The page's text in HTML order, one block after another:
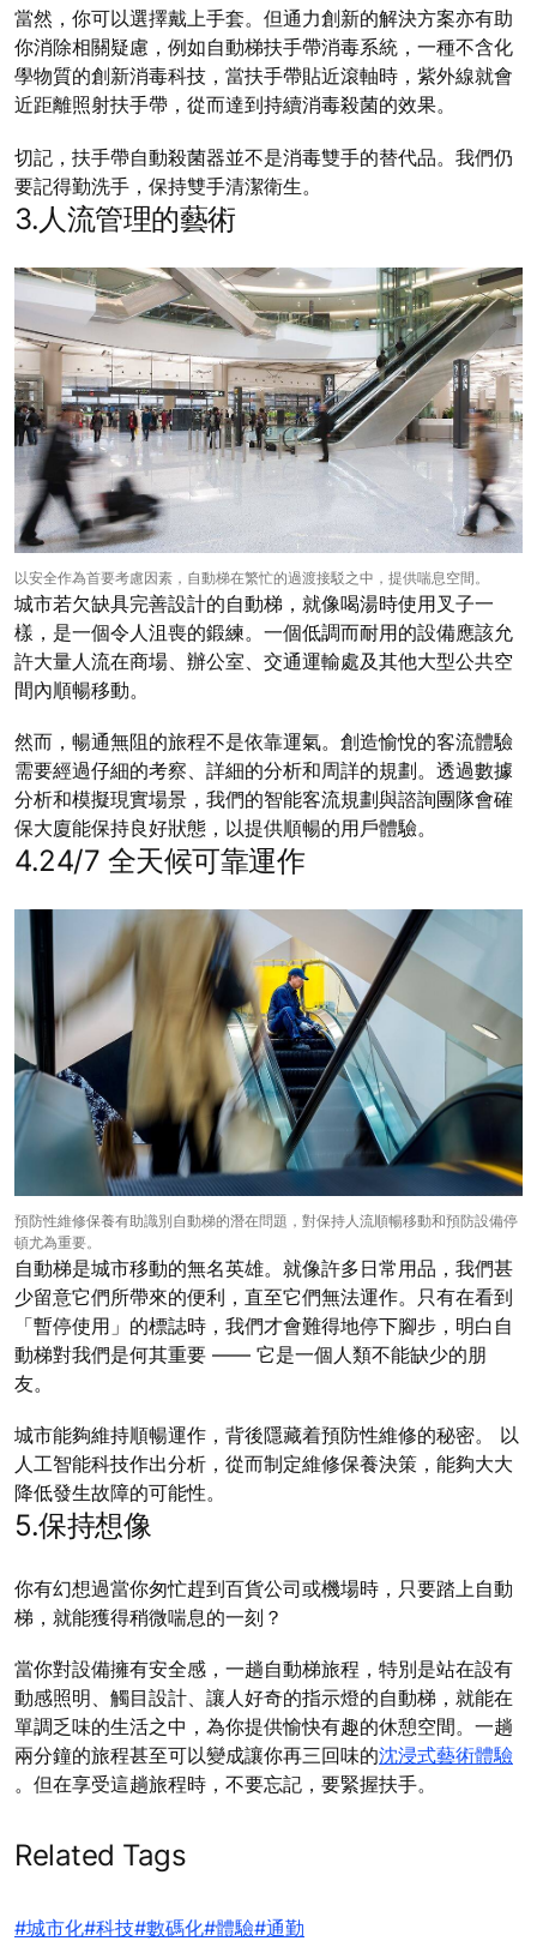
當然，你可以選擇戴上手套。但通力創新的解決方案亦有助
你消除相關疑慮，例如自動梯扶手帶消毒系統，一種不含化
學物質的創新消毒科技，當扶手帶貼近滾軸時，紫外線就會
近距離照射扶手帶，從而達到持續消毒殺菌的效果。
切記，扶手帶自動殺菌器並不是消毒雙手的替代品。我們仍
要記得勤洗手，保持雙手清潔衛生。
3.人流管理的藝術
以安全作為首要考慮因素，自動梯在繁忙的過渡接駁之中，提供喘息空間。
城市若欠缺具完善設計的自動梯，就像喝湯時使用叉子一
樣，是一個令人沮喪的鍛練。一個低調而耐用的設備應該允
許大量人流在商場、辦公室、交通運輸處及其他大型公共空
間內順暢移動。
然而，暢通無阻的旅程不是依靠運氣。創造愉悅的客流體驗
需要經過仔細的考察、詳細的分析和周詳的規劃。透過數據
分析和模擬現實場景，我們的智能客流規劃與諮詢團隊會確
保大廈能保持良好狀態，以提供順暢的用戶體驗。
4.24/7 全天候可靠運作
預防性維修保養有助識別自動梯的潛在問題，對保持人流順暢移動和預防設備停
頓尤為重要。
自動梯是城市移動的無名英雄。就像許多日常用品，我們甚
少留意它們所帶來的便利，直至它們無法運作。只有在看到
「暫停使用」的標誌時，我們才會難得地停下腳步，明白自
動梯對我們是何其重要 —— 它是一個人類不能缺少的朋
友。
城市能夠維持順暢運作，背後隱藏着預防性維修的秘密。 以
人工智能科技作出分析，從而制定維修保養決策，能夠大大
降低發生故障的可能性。
5.保持想像
你有幻想過當你匆忙趕到百貨公司或機場時，只要踏上自動
梯，就能獲得稍微喘息的一刻？
當你對設備擁有安全感，一趟自動梯旅程，特別是站在設有
動感照明、觸目設計、讓人好奇的指示燈的自動梯，就能在
單調乏味的生活之中，為你提供愉快有趣的休憩空間。一趟
兩分鐘的旅程甚至可以變成讓你再三回味的沈浸式藝術體驗
。但在享受這趟旅程時，不要忘記，要緊握扶手。
Related Tags
#城市化#科技#數碼化#體驗#通勤